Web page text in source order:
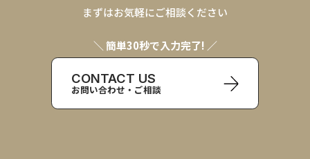
まずはお気軽にご相談ください
＼ 簡単30秒で入力完了! ／
CONTACT US
お問い合わせ・ご相談